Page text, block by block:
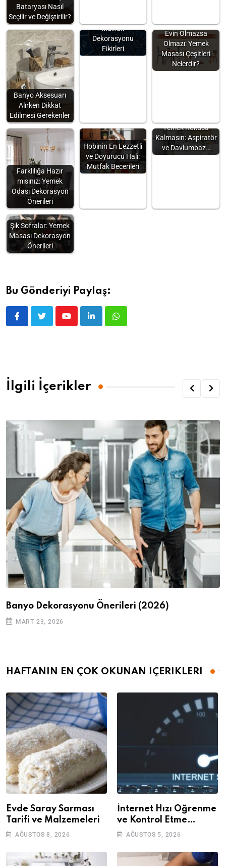
Bataryası Nasıl
Seçilir ve Değiştirilir?
Banyo Aksesuarı
Alırken Dikkat
Edilmesi Gerekenler
Mutfak
Dekorasyonu
Fikirleri
Evin Olmazsa
Olmazı: Yemek
Masası Çeşitleri
Nelerdir?
Farklılığa Hazır
mısınız: Yemek
Odası Dekorasyon
Önerileri
Hobinin En Lezzetli
ve Doyurucu Hali:
Mutfak Becerileri
Yemek Kokusu
Kalmasın: Aspiratör
ve Davlumbaz…
Şık Sofralar: Yemek
Masası Dekorasyon
Önerileri
Bu Gönderiyi Paylaş:
İlgili İçerikler
Banyo Dekorasyonu Önerileri (2026)
MART 23, 2026
HAFTANIN EN ÇOK OKUNAN İÇERİKLERİ
Evde Saray Sarması
Tarifi ve Malzemeleri
AĞUSTOS 8, 2026
İnternet Hızı Öğrenme
ve Kontrol Etme
Yöntemleri
AĞUSTOS 5, 2026